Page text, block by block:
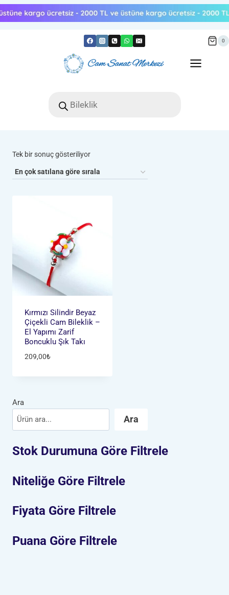
Skip
to
0
search
Tek bir sonuç gösteriliyor
Kırmızı Silindir Beyaz
Çiçekli Cam Bileklik –
El Yapımı Zarif
Boncuklu Şık Takı
209,00₺
Ara
Ara
Stok Durumuna Göre Filtrele
Niteliğe Göre Filtrele
Fiyata Göre Filtrele
Puana Göre Filtrele